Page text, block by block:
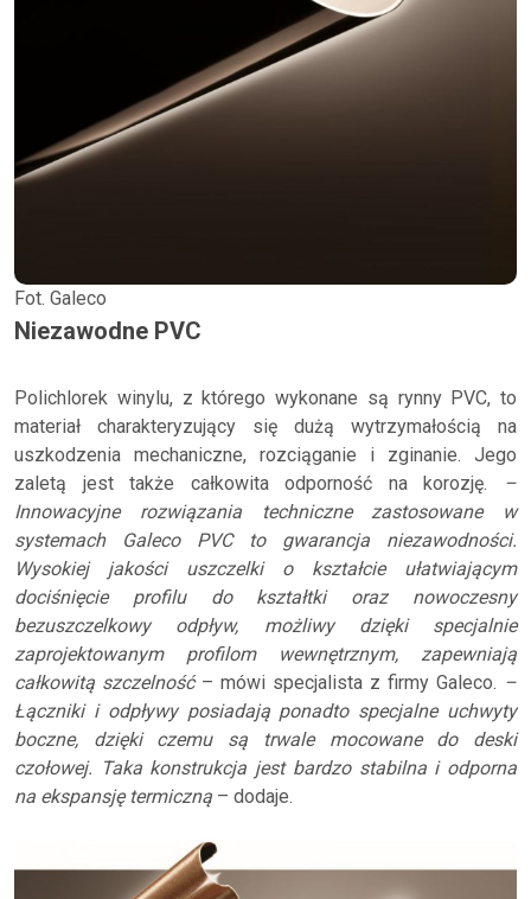
Fot. Galeco
Niezawodne PVC
Polichlorek winylu, z którego wykonane są rynny PVC, to
materiał charakteryzujący się dużą wytrzymałością na
uszkodzenia mechaniczne, rozciąganie i zginanie. Jego
zaletą jest także całkowita odporność na korozję.
–
Innowacyjne rozwiązania techniczne zastosowane w
systemach Galeco PVC to gwarancja niezawodności.
Wysokiej jakości uszczelki o kształcie ułatwiającym
dociśnięcie profilu do kształtki oraz nowoczesny
bezuszczelkowy odpływ, możliwy dzięki specjalnie
zaprojektowanym profilom wewnętrznym, zapewniają
całkowitą szczelność – mówi specjalista z firmy Galeco. –
Łączniki i odpływy posiadają ponadto specjalne uchwyty
boczne, dzięki czemu są trwale mocowane do deski
czołowej. Taka konstrukcja jest bardzo stabilna i odporna
na ekspansję termiczną – dodaje.